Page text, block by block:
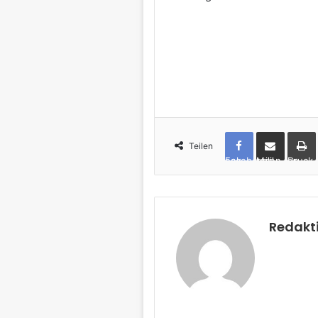
Teilen
Facebook per Mail teilen Drucken